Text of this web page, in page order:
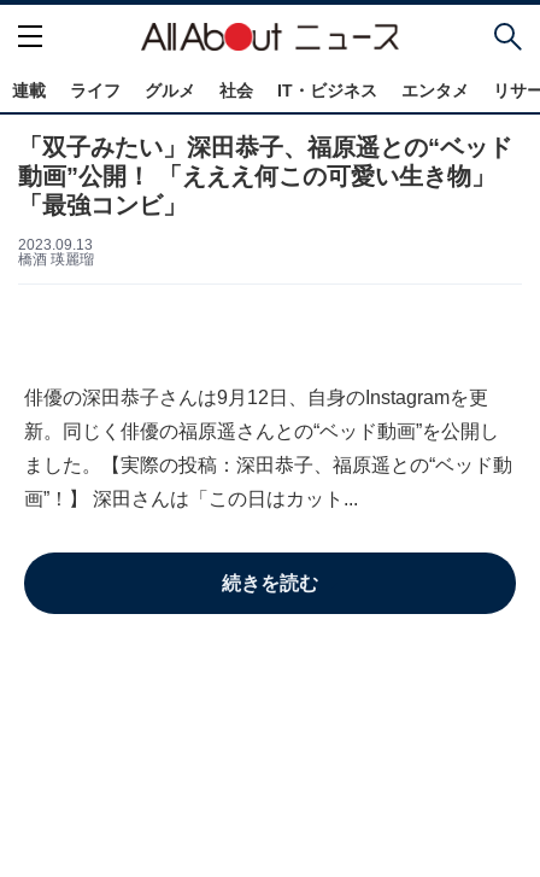
連載 ライフ グルメ 社会 IT・ビジネス エンタメ リサ
「双子みたい」深田恭子、福原遥との“ベッド
動画”公開！ 「えええ何この可愛い生き物」
「最強コンビ」
2023.09.13
橋酒 瑛麗瑠
俳優の深田恭子さんは9月12日、自身のInstagramを更
新。同じく俳優の福原遥さんとの“ベッド動画”を公開し
ました。【実際の投稿：深田恭子、福原遥との“ベッド動
画”！】 深田さんは「この日はカット...
続きを読む